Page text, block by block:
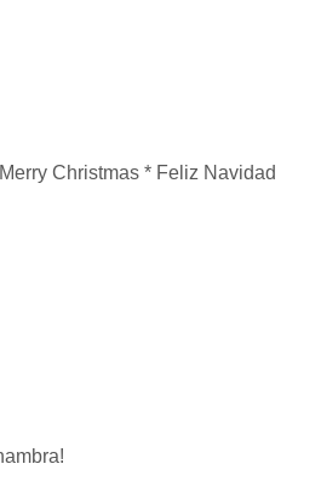
Christmas * Feliz Navidad